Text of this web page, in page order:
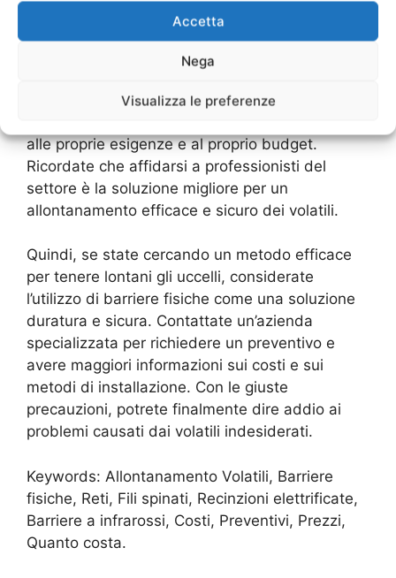
Accetta
Nega
Visualizza le preferenze
l’allontanamento dei volatili, è consigliabile
aziende specializzate. In questo modo si può
alle proprie esigenze e al proprio budget.
Ricordate che affidarsi a professionisti del
settore è la soluzione migliore per un
allontanamento efficace e sicuro dei volatili.
Quindi, se state cercando un metodo efficace
per tenere lontani gli uccelli, considerate
l’utilizzo di barriere fisiche come una soluzione
duratura e sicura. Contattate un’azienda
specializzata per richiedere un preventivo e
avere maggiori informazioni sui costi e sui
metodi di installazione. Con le giuste
precauzioni, potrete finalmente dire addio ai
problemi causati dai volatili indesiderati.
Keywords: Allontanamento Volatili, Barriere
fisiche, Reti, Fili spinati, Recinzioni elettrificate,
Barriere a infrarossi, Costi, Preventivi, Prezzi,
Quanto costa.